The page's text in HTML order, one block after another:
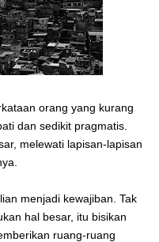
orang yang kurang
dan sedikit pragmatis.
melewati lapisan-lapisan
menjadi kewajiban. Tak
hal besar, itu bisikan
ruang-ruang